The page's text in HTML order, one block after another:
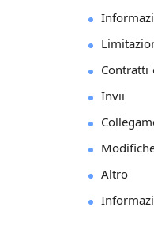
Contratti
Invii
Altro